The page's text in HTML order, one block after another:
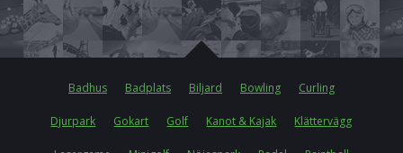
Badhus Badplats Biljard Bowling Curling
Djurpark Gokart Golf Kanot & Kajak Klättervägg